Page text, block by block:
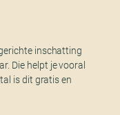
inschatting
Die helpt je vooral
is dit gratis en